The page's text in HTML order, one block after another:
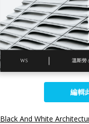
編輯
Black And White